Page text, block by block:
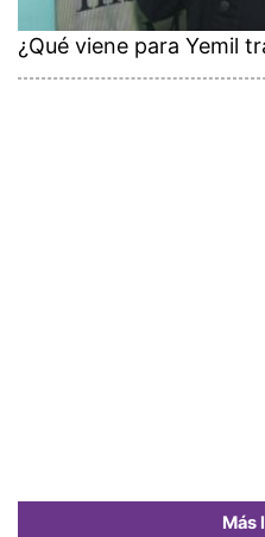
¿Qué viene para Yemil
Más